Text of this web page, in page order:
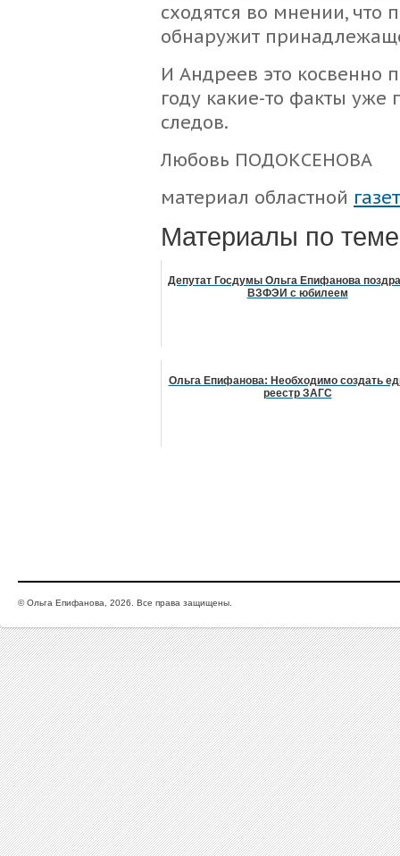
сходятся во мнении,
обнаружит
И Андреев это косвенно
году какие-то факты
следов.
Любовь ПОДОКСЕНОВА
материал областной
Материалы по
Депутат Госдумы Ольга Епифанова
ВЗФЭИ с юбилеем
Ольга Епифанова: Необходимо создать
реестр ЗАГС
© Ольга Епифанова, 2026. Все права защищены.